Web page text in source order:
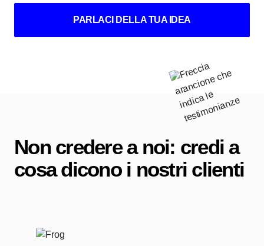
PARLACI DELLA TUA IDEA
Non credere a noi: credi a
cosadicono i nostri clienti